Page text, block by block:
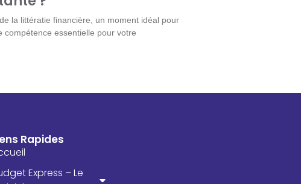
la littératie financière, un moment idéal pour
compétence essentielle pour votre
Rapides
Express – Le